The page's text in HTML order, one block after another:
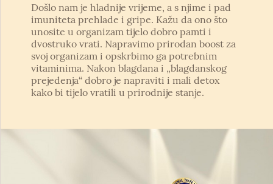
Došlo nam je hladnije vrijeme, a s njime i pad
imuniteta prehlade i gripe. Kažu da ono što
unosite u organizam tijelo dobro pamti i
dvostruko vrati. Napravimo prirodan boost za
svoj organizam i opskrbimo ga potrebnim
vitaminima. Nakon blagdana i „blagdanskog
prejedenja“ dobro je napraviti i mali detox
kako bi tijelo vratili u prirodnije stanje.